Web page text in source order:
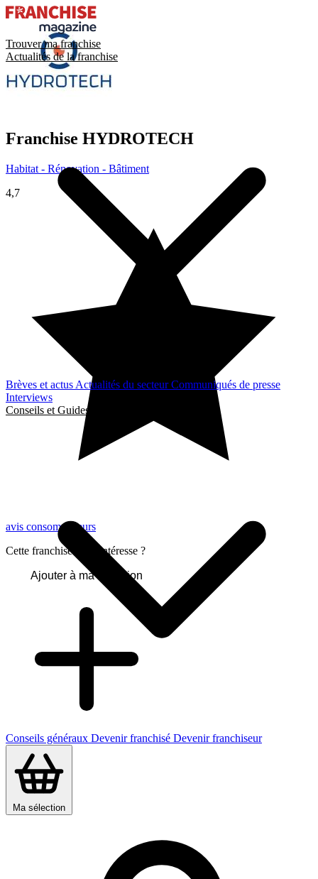
Trouver ma franchise
Actualités de la franchise
Brèves et actus Actualités du secteurCommuniqués de presse
Interviews
Conseils et Guides
Conseils généraux Devenir franchisé Devenir franchiseur
Ma sélection
Franchise HYDROTECH
Habitat - Rénovation - Bâtiment
4,7
avis consommateurs
Cette franchise vous intéresse ?
Ajouter à ma sélection